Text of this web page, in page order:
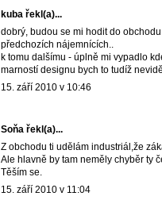
kuba řekl(a)...
dobrý, budou se mi hodit do
předchozích nájemnících..
k tomu dalšímu - úplně mi vypadlo
marností designu bych to tudíž
15. září 2010 v 10:46
Soňa řekl(a)...
Z obchodu ti udělám industriál,že
Ale hlavně by tam neměly chyběr ty
Těším se.
15. září 2010 v 11:04